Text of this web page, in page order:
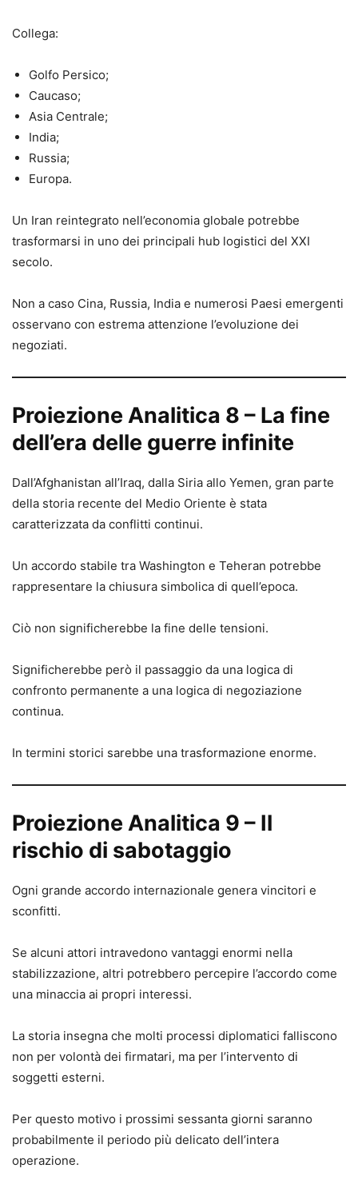
Collega:
Golfo Persico;
Caucaso;
Asia Centrale;
India;
Russia;
Europa.
Un Iran reintegrato nell’economia globale potrebbe
trasformarsi in uno dei principali hub logistici del XXI
secolo.
Non a caso Cina, Russia, India e numerosi Paesi emergenti
osservano con estrema attenzione l’evoluzione dei
negoziati.
Proiezione Analitica 8 – La fine
dell’era delle guerre infinite
Dall’Afghanistan all’Iraq, dalla Siria allo Yemen, gran parte
della storia recente del Medio Oriente è stata
caratterizzata da conflitti continui.
Un accordo stabile tra Washington e Teheran potrebbe
rappresentare la chiusura simbolica di quell’epoca.
Ciò non significherebbe la fine delle tensioni.
Significherebbe però il passaggio da una logica di
confronto permanente a una logica di negoziazione
continua.
In termini storici sarebbe una trasformazione enorme.
Proiezione Analitica 9 – Il
rischio di sabotaggio
Ogni grande accordo internazionale genera vincitori e
sconfitti.
Se alcuni attori intravedono vantaggi enormi nella
stabilizzazione, altri potrebbero percepire l’accordo come
una minaccia ai propri interessi.
La storia insegna che molti processi diplomatici falliscono
non per volontà dei firmatari, ma per l’intervento di
soggetti esterni.
Per questo motivo i prossimi sessanta giorni saranno
probabilmente il periodo più delicato dell’intera
operazione.